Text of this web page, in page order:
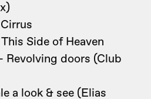
Side of Heaven
Revolving doors (Club
a look & see (Elias